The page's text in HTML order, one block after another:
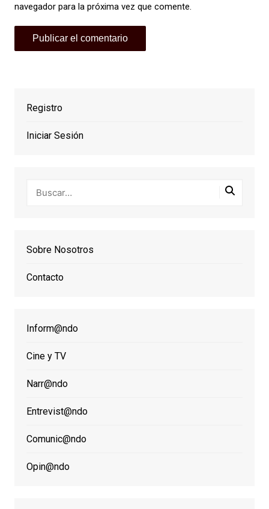
navegador para la próxima vez que comente.
Registro
Iniciar Sesión
Sobre Nosotros
Contacto
Inform@ndo
Cine y TV
Narr@ndo
Entrevist@ndo
Comunic@ndo
Opin@ndo